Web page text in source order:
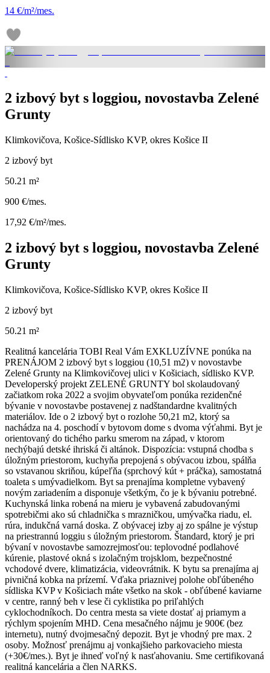
14 €/m²/mes.
2 izbový byt s loggiou, novostavba Zelené
Grunty
Klimkovičova, Košice-Sídlisko KVP, okres Košice II
2 izbový byt
50.21 m²
900 €/mes.
17,92 €/m²/mes.
2 izbový byt s loggiou, novostavba Zelené
Grunty
Klimkovičova, Košice-Sídlisko KVP, okres Košice II
2 izbový byt
50.21 m²
Realitná kancelária TOBI Real Vám EXKLUZÍVNE ponúka na
PRENÁJOM 2 izbový byt s loggiou (10,51 m2) v novostavbe
Zelené Grunty na Klimkovičovej ulici v Košiciach, sídlisko KVP.
Developerský projekt ZELENÉ GRUNTY bol skolaudovaný
začiatkom roka 2022 a svojim obyvateľom ponúka rezidenčné
bývanie v novostavbe postavenej z nadštandardne kvalitných
materiálov. Ide o 2 izbový byt o rozlohe 50,21 m2, ktorý sa
nachádza na 4. poschodí v bytovom dome s dvoma výťahmi. Byt je
orientovaný do tichého parku smerom na západ, v ktorom
nechýbajú detské ihriská či altánok. Dispozícia: vstupná chodba s
úložným priestorom, kuchyňa prepojená s obývacou izbou, spálňa
so vstavanou skriňou, kúpeľňa (sprchový kút + práčka), samostatná
toaleta s umývadielkom. Byt sa prenajíma kompletne vybavený
novým zariadením a disponuje všetkým, čo je k bývaniu potrebné.
Kuchynská linka robená na mieru je vybavená zabudovanými
spotrebičmi ako sú chladnička s mrazničkou, umývačka riadu, el.
rúra, indukčná varná doska. Z obývacej izby aj zo spálne je výstup
na priestrannú loggiu s úložným priestorom. Štandard, ktorý je pri
bývaní v novostavbe samozrejmosťou: teplovodné podlahové
kúrenie, plastové okná s izolačným trojsklom, bezpečnostné
vchodové dvere, klimatizácia, videovrátnik. K bytu sa prenajíma aj
pivničná kobka na prízemí. Vďaka priaznivej polohe obľúbeného
sídliska KVP v Košiciach máte všetko na skok - obľúbené kaviarne
v centre, ranný beh v lese či cyklistika po priľahlých
cyklochodníkoch. Do centra mesta sa viete dostať aj priamym a
rýchlym spojením MHD. Cena mesačného nájmu je 900€ (bez
internetu), nutný dvojmesačný depozit. Byt je vhodný pre max. 2
osoby. Možnosť prenájmu aj vonkajšieho parkovacieho miesta
(+30€/mes.). Byt je ihneď voľný k nasťahovaniu. Sme certifikovaná
realitná kancelária a člen NARKS.